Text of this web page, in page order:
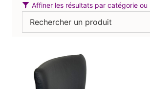
Affiner les résultats par catégorie ou